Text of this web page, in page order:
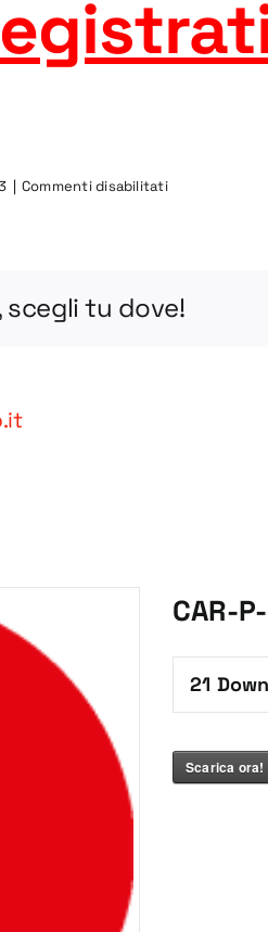
| Commenti disabilitatisu
tu dove!
CAR-
21
Scarica ora!